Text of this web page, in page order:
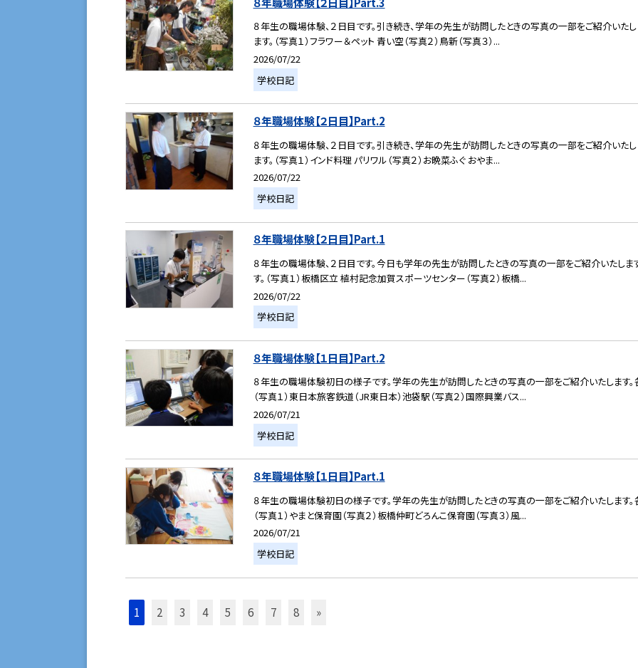
８年生の職場体験、２日目です。引き続き、学年の先生が訪問したときの写真の一部をご紹介いた
ます。（写真１）フラワー＆ペット 青い空（写真２）鳥新（写真３）...
2026/07/22
学校日記
８年職場体験【２日目】Part.2
８年生の職場体験、２日目です。引き続き、学年の先生が訪問したときの写真の一部をご紹介いた
ます。（写真１）インド料理 パリワル（写真２）お晩菜ふぐ おやま...
2026/07/22
学校日記
８年職場体験【２日目】Part.1
８年生の職場体験、２日目です。今日も学年の先生が訪問したときの写真の一部をご紹介いたしま
す。（写真１）板橋区立 植村記念加賀スポーツセンター（写真２）板橋...
2026/07/22
学校日記
８年職場体験【１日目】Part.2
８年生の職場体験初日の様子です。学年の先生が訪問したときの写真の一部をご紹介いたします。
（写真１）東日本旅客鉄道（JR東日本）池袋駅（写真２）国際興業バス...
2026/07/21
学校日記
８年職場体験【１日目】Part.1
８年生の職場体験初日の様子です。学年の先生が訪問したときの写真の一部をご紹介いたします。
（写真１）やまと保育園（写真２）板橋仲町どろんこ保育園（写真３）風...
2026/07/21
学校日記
1 2 3 4 5 6 7 8 »